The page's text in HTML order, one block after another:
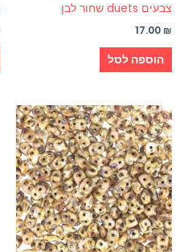
צבעים duets שחור לבן
17.00 ₪
הוספה לסל